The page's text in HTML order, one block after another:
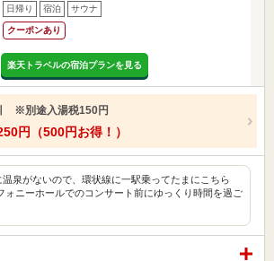
日帰り 宿泊 サウナ
クーポンあり
楽天トラベルの宿泊プランを見る
※別途入湯税150円
円（500円お得！）
温泉がないので、環状線に一駅乗ってたまにこちら
ォニーホールでのコンサート前にゆっくり時間を過ご